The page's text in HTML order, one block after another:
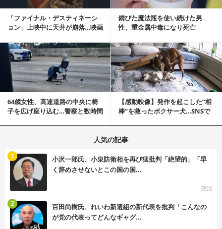
「ファイナル・デスティネーシ
ョン」上映中に天井が崩落…映画
錆びた魔法瓶を使い続けた男
性、重金属中毒になり死亡
64歳女性、高速道路の中央に椅
子を広げ座り込む…警察と数時間
【感動映像】発作を起こした“相
棒”を救ったボクサー犬…SNSで
記事を読む
人気の記事
小沢一郎氏、小泉防衛相を再び猛批判「絶望的」「早
く辞めさせないとこの国の国...
政治
1
百田尚樹氏、れいわ新選組の新代表を批判「こんなの
が党の代表ってどんなギャグ...
2